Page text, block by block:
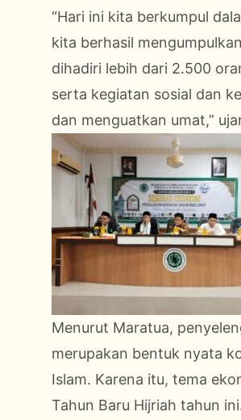
“Hari ini kita berkumpul
kita berhasil
dihadiri lebih dari 2.500
serta kegiatan sosial dan
dan menguatkan umat,”
Menurut Maratua,
merupakan bentuk nyata
Islam. Karena itu, tema
Tahun Baru Hijriah tahun